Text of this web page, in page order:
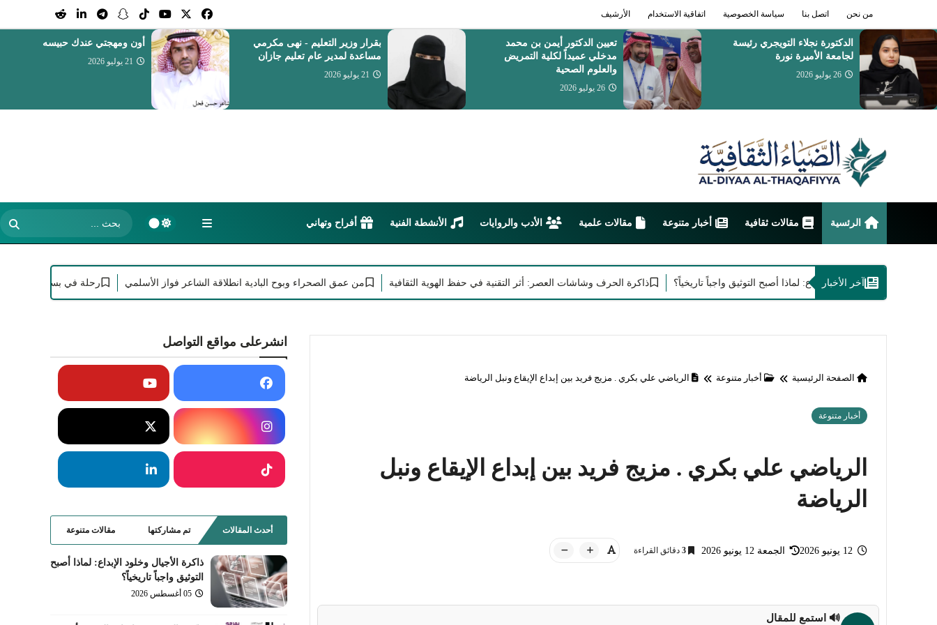
من نحن اتصل بنا سياسة الخصوصية اتفاقية الاستخدام الأرشيف
تعيين الدكتور أيمن بن محمد
مدخلي عميداً لكلية التمريض
والعلوم الصحية
بقرار وزير التعليم - نهى مكرمي
مساعدة لمدير عام تعليم جازان
21 يوليو 2026
أون ومهجتي عندك حبيسه
21 يوليو 2026
مختار بركات الحنجرة الذهبية في
خدمة الأذان
الرئسية مقالات ثقافية أخبار متنوعة مقالات علمية الأدب والروايات الأنشطة الفنية أفراح وتهاني
آخر الأخبار
الأجيال وخلود الإبداع: لماذا أصبح التوثيق واجباً تاريخياً؟ ذاكرة الحرف وشاشات العصر: أثر التقنية في حفظ الهوية الثقافية من عمق الصحراء وبوح البادية انطلاقة الشاعر فواز الأسلمي رحلة في بساتين الإبداع مع
الصفحة الرئيسية أخبار متنوعة الرياضي علي بكري . مزيج فريد بين إبداع الإيقاع ونبل الرياضة
أخبار متنوعة
الرياضي علي بكري . مزيج فريد بين إبداع الإيقاع ونبل
الرياضة
الجمعة 12 يونيو 2026 3 دقائق القراءة
🔊 استمع للمقال
انشرعلى مواقع التواصل
أحدث المقالات تم مشاركتها مقالات متنوعة
ذاكرة الأجيال وخلود الإبداع: لماذا أصبح
التوثيق واجباً تاريخياً؟
05 أغسطس 2026